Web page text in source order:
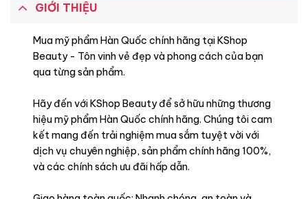
GIỚI THIỆU
Mua mỹ phẩm Hàn Quốc chính hãng tại KShop
Beauty - Tôn vinh vẻ đẹp và phong cách của bạn
qua từng sản phẩm.
Hãy đến với KShop Beauty để sở hữu những thương
hiệu mỹ phẩm Hàn Quốc chính hãng. Chúng tôi cam
kết mang đến trải nghiệm mua sắm tuyệt vời với
dịch vụ chuyên nghiệp, sản phẩm chính hãng 100%,
và các chính sách ưu đãi hấp dẫn.